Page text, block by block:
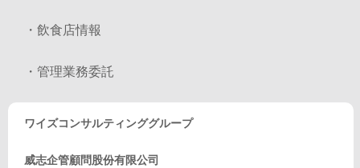
・飲食店情報
・管理業務委託
ワイズコンサルティンググループ
威志企管顧問股份有限公司